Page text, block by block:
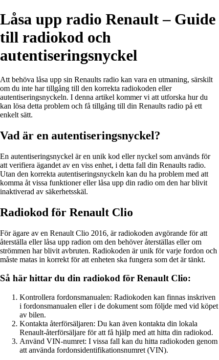
Låsa upp radio Renault – Guide
till radiokod och
autentiseringsnyckel
Att behöva låsa upp sin Renaults radio kan vara en utmaning, särskilt
om du inte har tillgång till den korrekta radiokoden eller
autentiseringsnyckeln. I denna artikel kommer vi att utforska hur du
kan lösa detta problem och få tillgång till din Renaults radio på ett
enkelt sätt.
Vad är en autentiseringsnyckel?
En autentiseringsnyckel är en unik kod eller nyckel som används för
att verifiera ägandet av en viss enhet, i detta fall din Renaults radio.
Utan den korrekta autentiseringsnyckeln kan du ha problem med att
komma åt vissa funktioner eller låsa upp din radio om den har blivit
inaktiverad av säkerhetsskäl.
Radiokod för Renault Clio
För ägare av en Renault Clio 2016, är radiokoden avgörande för att
återställa eller låsa upp radion om den behöver återställas eller om
strömmen har blivit avbruten. Radiokoden är unik för varje fordon och
måste matas in korrekt för att enheten ska fungera som det är tänkt.
Så här hittar du din radiokod för Renault Clio:
Kontrollera fordonsmanualen: Radiokoden kan finnas inskriven
i fordonsmanualen eller i de dokument som följde med vid köpet
av bilen.
Kontakta återförsäljaren: Du kan även kontakta din lokala
Renault-återförsäljare för att få hjälp med att hitta din radiokod.
Använd VIN-numret: I vissa fall kan du hitta radiokoden genom
att använda fordonsidentifikationsnumret (VIN).